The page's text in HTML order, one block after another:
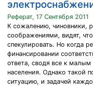
Реферат, 17 Сентября 2011
К сожалению, чиновники,
соображениями, видят,
спекулировать. Но когда
финансировании
ответа, сводя все к
населения. Однако такой
ситуацию, и задачей